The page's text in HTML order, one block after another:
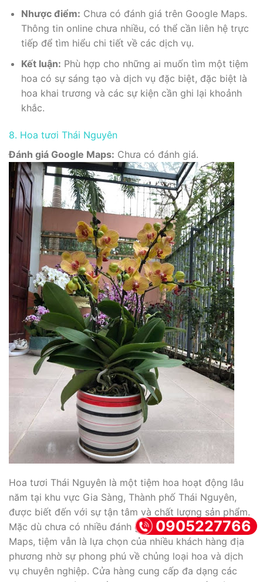
Nhược điểm: Chưa có đánh giá trên Google Maps.
Thông tin online chưa nhiều, có thể cần liên hệ trực
tiếp để tìm hiểu chi tiết về các dịch vụ.
Kết luận: Phù hợp cho những ai muốn tìm một tiệm
hoa có sự sáng tạo và dịch vụ đặc biệt, đặc biệt là
hoa khai trương và các sự kiện cần ghi lại khoảnh
khắc.
8. Hoa tươi Thái Nguyên
Đánh giá Google Maps: Chưa có đánh giá.
Hoa tươi Thái Nguyên là một tiệm hoa hoạt động lâu
năm tại khu vực Gia Sàng, Thành phố Thái Nguyên,
được biết đến với sự tận tâm và chất lượng sản phẩm.
Mặc dù chưa có nhiều đánh giá công khai trên Google
Maps, tiệm vẫn là lựa chọn của nhiều khách hàng địa
phương nhờ sự phong phú về chủng loại hoa và dịch
vụ chuyên nghiệp. Cửa hàng cung cấp đa dạng các
0905227766